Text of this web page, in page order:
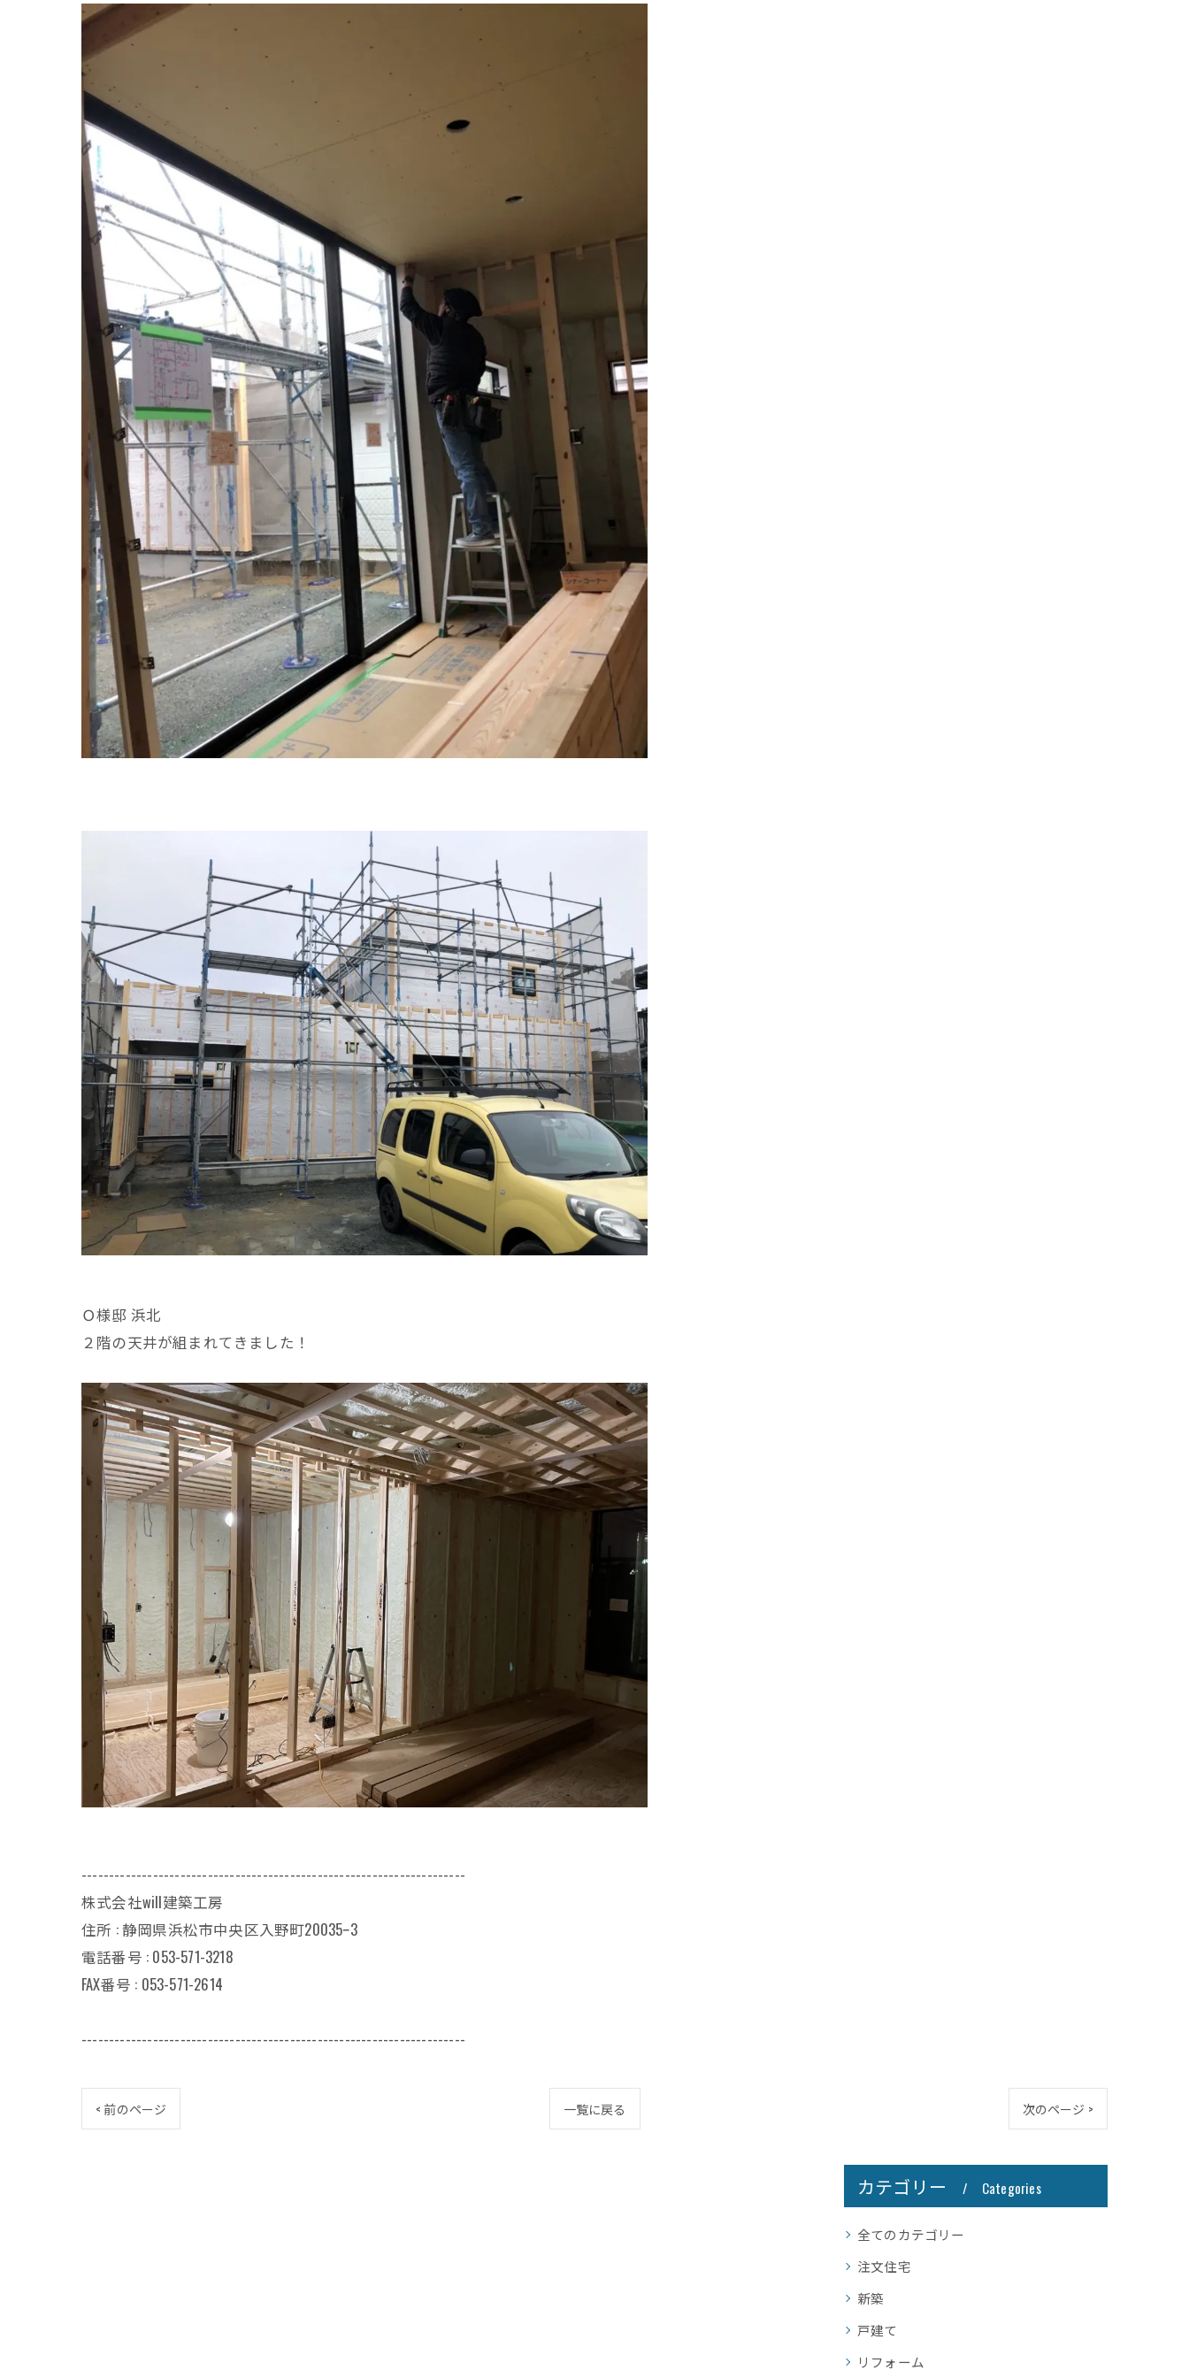
Ｏ様邸 浜北
２階の天井が組まれてきました！
----------------------------------------------------------------------
株式会社will建築工房
住所 : 静岡県浜松市中央区入野町20035ｰ3
電話番号 : 053-571-3218
FAX番号 : 053-571-2614
----------------------------------------------------------------------
< 前のページ 一覧に戻る 次のページ >
カテゴリー Categories
全てのカテゴリー
注文住宅
新築
戸建て
リフォーム